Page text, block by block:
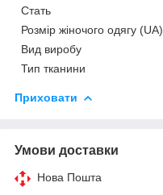
Стать
Розмір жіночого одягу (UA)
Вид виробу
Тип тканини
Приховати
Умови доставки
Нова Пошта